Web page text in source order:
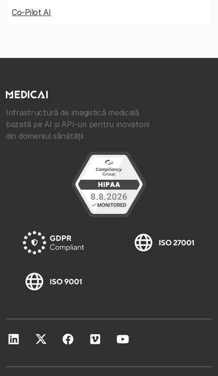
Co-Pilot AI
Infrastructură de imagistică medicală
bazată pe AI și API-uri pentru inovatorii
din domeniul sănătății